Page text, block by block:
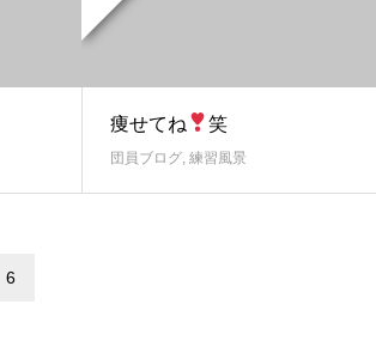
痩せてね 笑
団員ブログ 練習風景
6